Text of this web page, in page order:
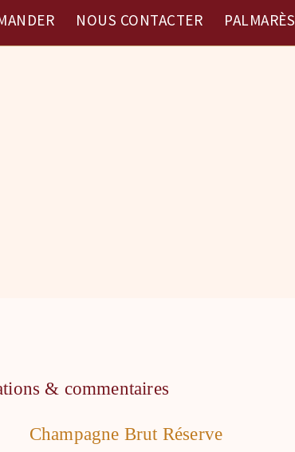
NOUS CONTACTER PALMARÈS
& commentaires
Champagne Brut Réserve